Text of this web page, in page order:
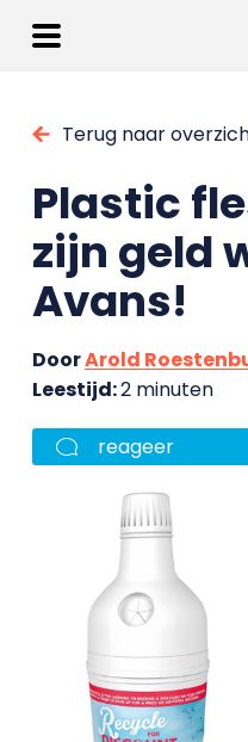
Terug naar
Plastic
zijn geld
Avans!
DoorArold
Leestijd:2 minuten
reageer